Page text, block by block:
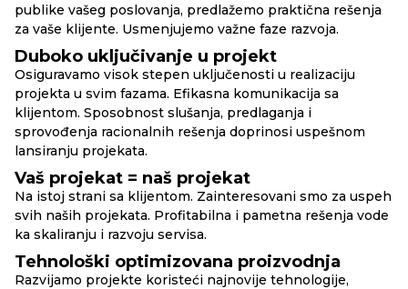
publike vašeg poslovanja, predlažemo praktična rešenja
za vaše klijente. Usmenjujemo važne faze razvoja.
Duboko uključivanje u projekt
Osiguravamo visok stepen uključenosti u realizaciju
projekta u svim fazama. Efikasna komunikacija sa
klijentom. Sposobnost slušanja, predlaganja i
sprovođenja racionalnih rešenja doprinosi uspešnom
lansiranju projekata.
Vaš projekat = naš projekat
Na istoj strani sa klijentom. Zainteresovani smo za uspeh
svih naših projekata. Profitabilna i pametna rešenja vode
ka skaliranju i razvoju servisa.
Tehnološki optimizovana proizvodnja
Razvijamo projekte koristeći najnovije tehnologije,